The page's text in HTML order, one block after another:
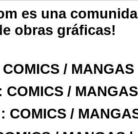
es una
obras gráficas!
COMICS /
COMICS /
: COMICS /